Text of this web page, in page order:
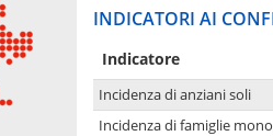
INDICATORI AI
Indicatore
Incidenza di anziani soli
Incidenza di famiglie